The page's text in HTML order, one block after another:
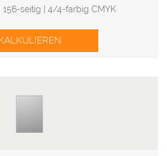
156-seitig | 4/4-farbig CMYK